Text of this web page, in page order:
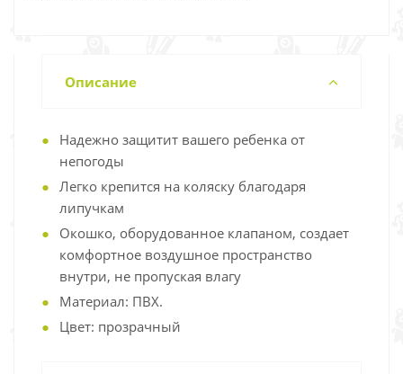
Описание
Надежно защитит вашего ребенка от
непогоды
Легко крепится на коляску благодаря
липучкам
Окошко, оборудованное клапаном, создает
комфортное воздушное пространство
внутри, не пропуская влагу
Материал: ПВХ.
Цвет: прозрачный